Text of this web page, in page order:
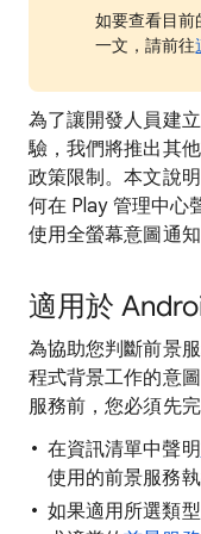
如要查看目前
一文，請前往
為了讓開發人員建
驗，我們將推出其
政策限制。本文說
何在 Play 管理中心
使用全螢幕意圖通知
適用於
為協助您判斷前景
程式背景工作的意
服務前，您必須先
在資訊清單中聲明
使用的前景服務執
如果適用所選類